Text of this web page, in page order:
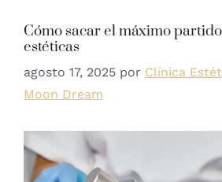
Cómo sacar el máximo
estéticas
agosto 17, 2025 por Clínica
Moon Dream